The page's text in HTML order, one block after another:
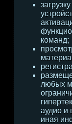
команд;
любых
аудио и
иная